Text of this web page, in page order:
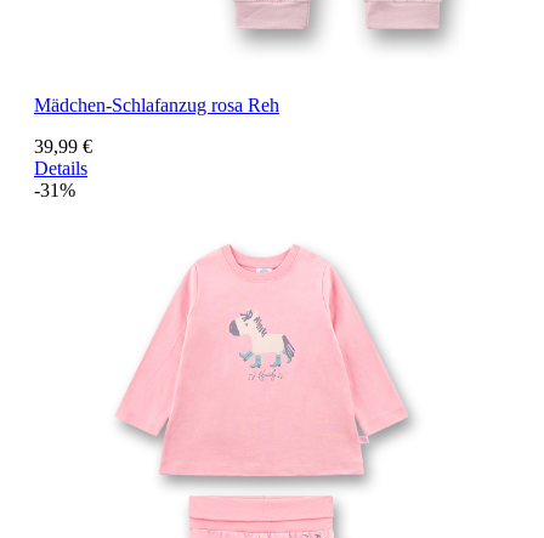
Mädchen-Schlafanzug rosa Reh
39,99 €
Details
-31%